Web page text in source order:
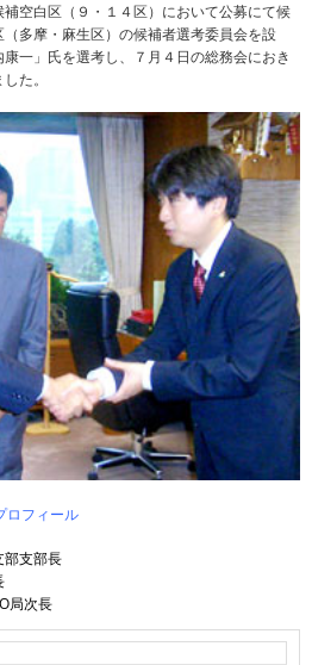
空白区（９・１４区）において公募にて候
多摩・麻生区）の候補者選考委員会を設
一」氏を選考し、７月４日の総務会におき
た。
ロフィール
部支部長
局次長